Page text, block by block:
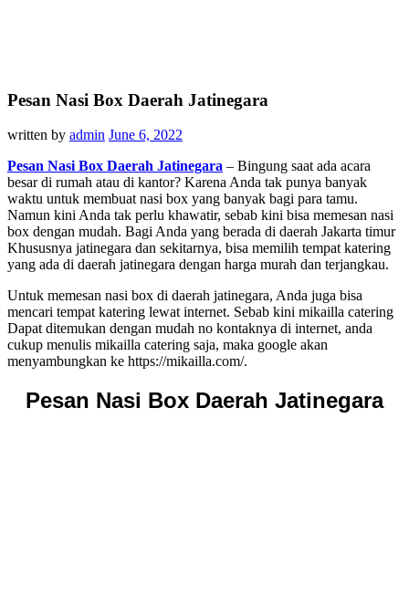
Pesan Nasi Box Daerah Jatinegara
written by admin June 6, 2022
Pesan Nasi Box Daerah Jatinegara – Bingung saat ada acara
besar di rumah atau di kantor? Karena Anda tak punya banyak
waktu untuk membuat nasi box yang banyak bagi para tamu.
Namun kini Anda tak perlu khawatir, sebab kini bisa memesan nasi
box dengan mudah. Bagi Anda yang berada di daerah Jakarta timur
Khususnya jatinegara dan sekitarnya, bisa memilih tempat katering
yang ada di daerah jatinegara dengan harga murah dan terjangkau.
Untuk memesan nasi box di daerah jatinegara, Anda juga bisa
mencari tempat katering lewat internet. Sebab kini mikailla catering
Dapat ditemukan dengan mudah no kontaknya di internet, anda
cukup menulis mikailla catering saja, maka google akan
menyambungkan ke https://mikailla.com/.
Pesan Nasi Box Daerah Jatinegara